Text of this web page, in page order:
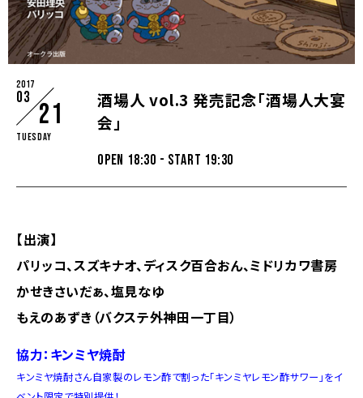
2017
03
21
Tuesday
酒場人 vol.3 発売記念「酒場人大宴
会」
OPEN 18:30 - START 19:30
【出演】
パリッコ、スズキナオ、ディスク百合おん、ミドリカワ書房
かせきさいだぁ、塩見なゆ
もえのあずき（バクステ外神田一丁目）
協力：キンミヤ焼酎
キンミヤ焼酎さん自家製のレモン酢で割った「キンミヤレモン酢サワー」をイ